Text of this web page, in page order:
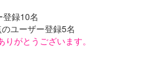
録10名
ユーザー登録5名
がとうございます。